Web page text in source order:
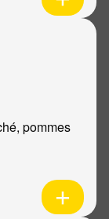
pommes